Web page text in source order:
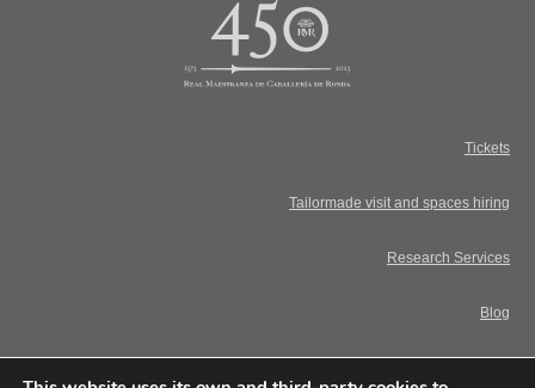
Tickets
Tailormade visit and spaces hiring
Research Services
Blog